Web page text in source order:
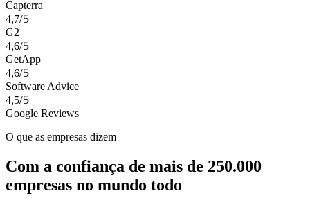
Capterra
4,7/5
G2
4,6/5
GetApp
4,6/5
Software Advice
4,5/5
Google Reviews
O que as empresas dizem
Com a confiança de mais de 250.000
empresas no mundo todo